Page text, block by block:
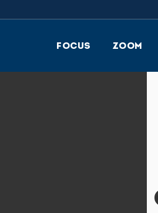
FOCUS ZOOM
DIGITAL